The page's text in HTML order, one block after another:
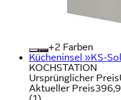
+
Farben
Kücheninsel »KS-
KOCHSTATION
Ursprünglicher Preis
Aktueller Preis